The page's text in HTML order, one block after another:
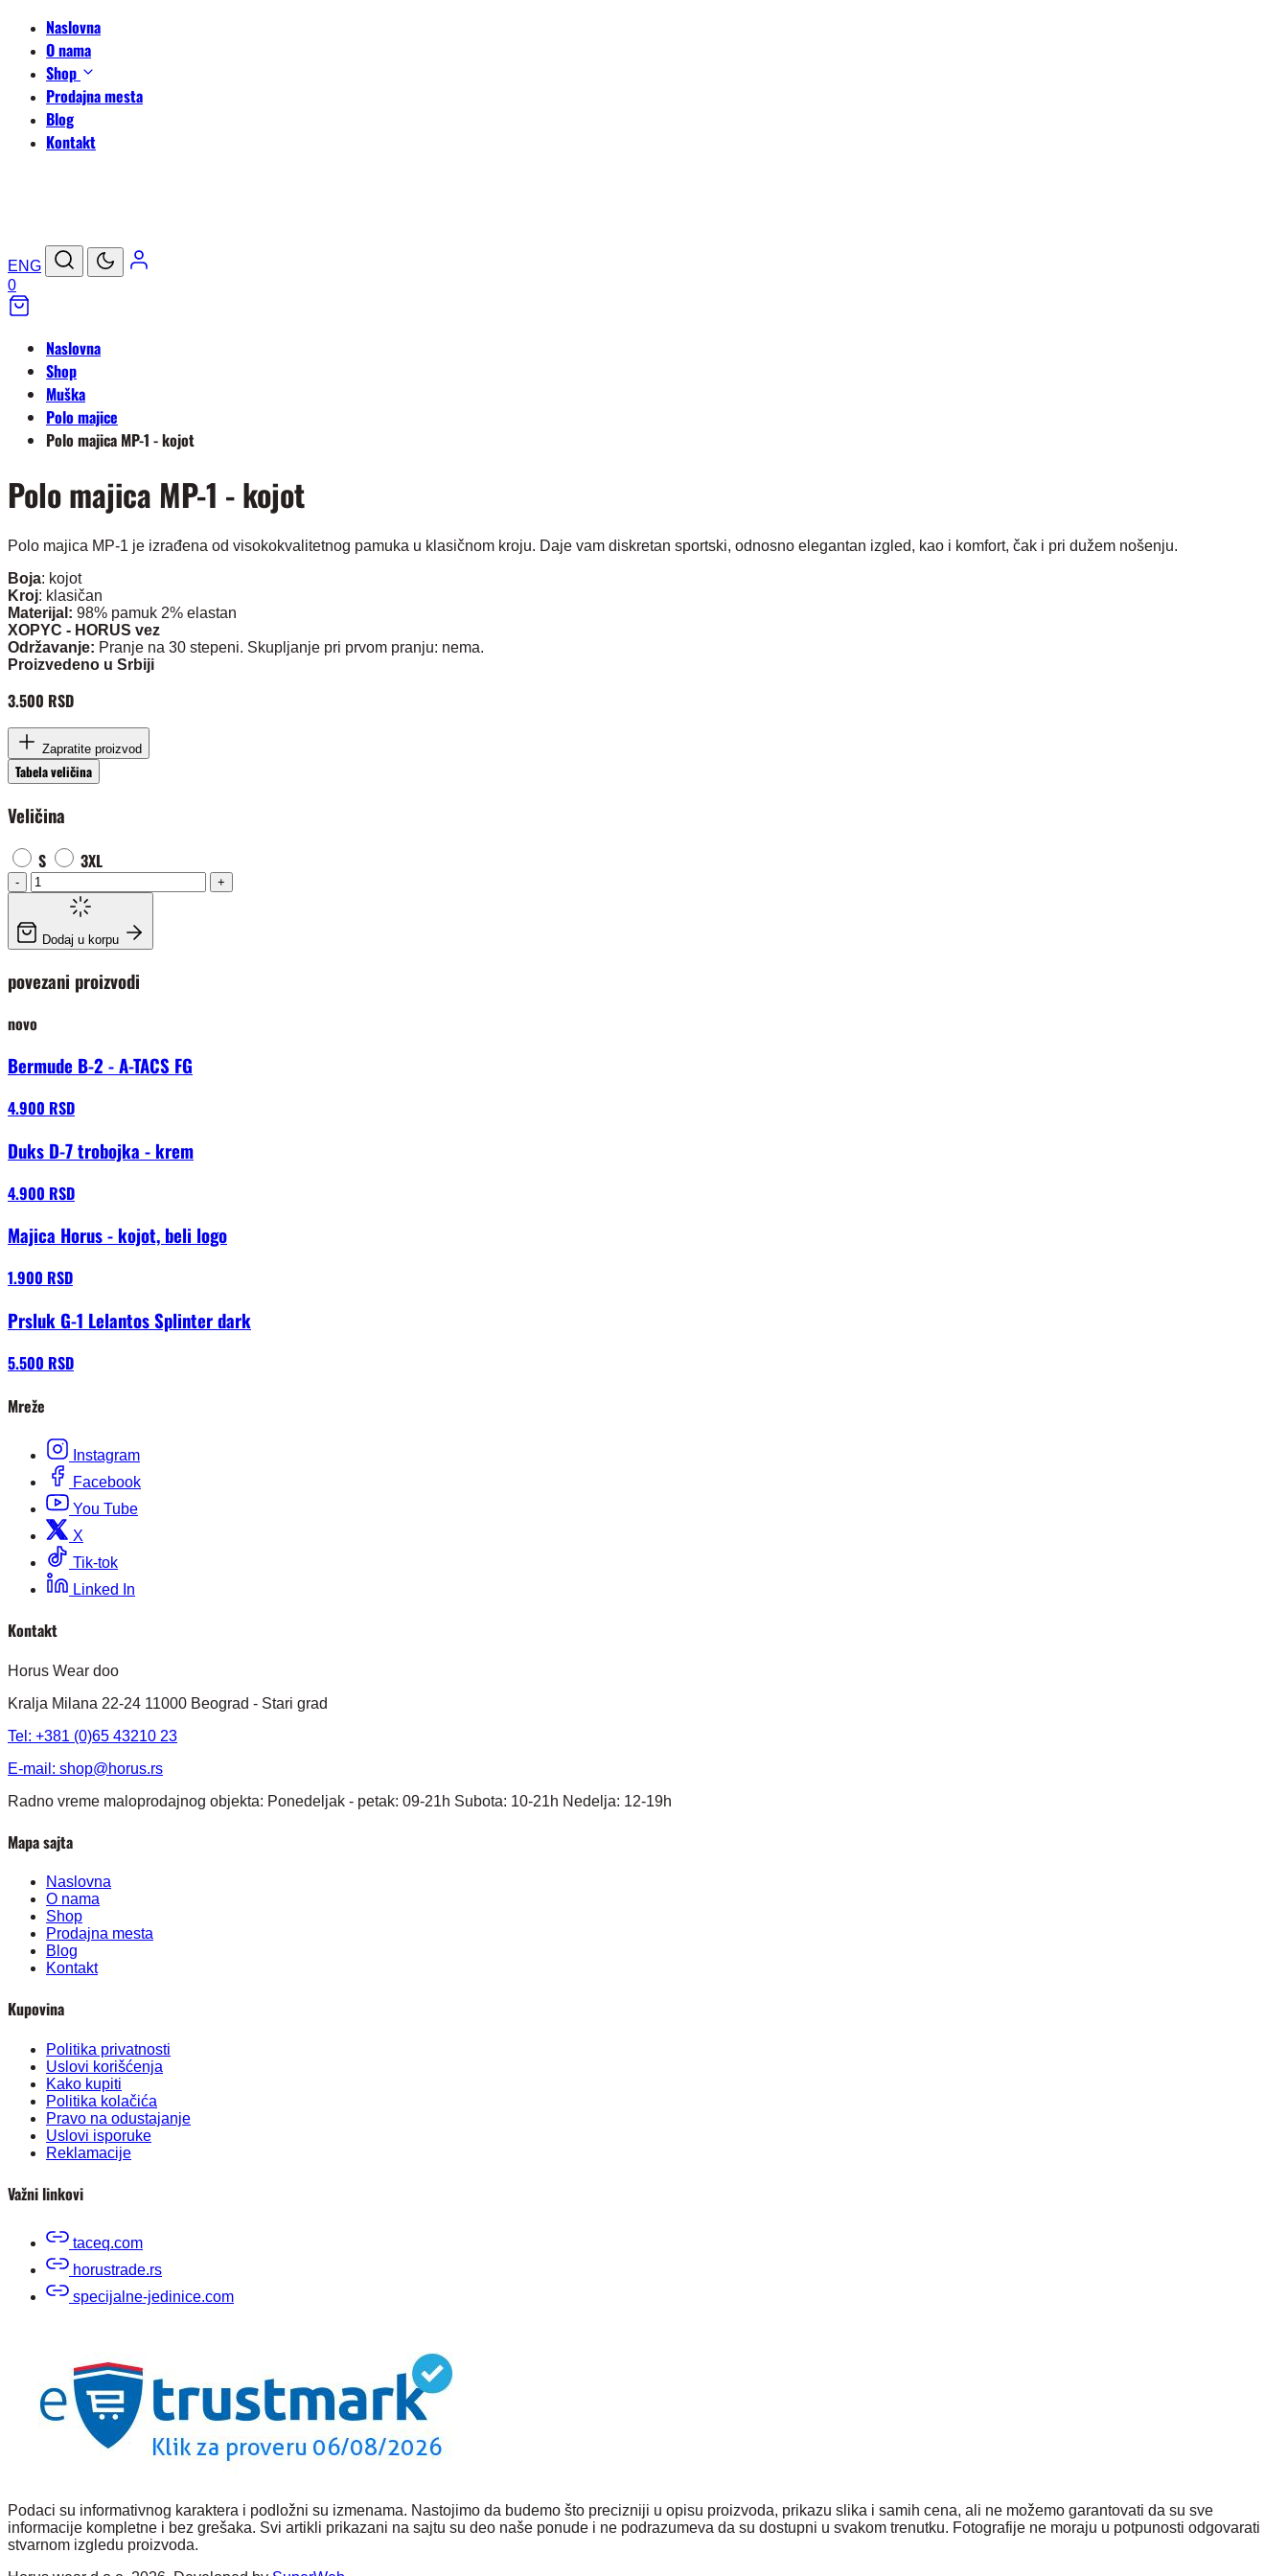
Naslovna
O nama
Shop
Prodajna mesta
Blog
Kontakt
ENG
0
Naslovna
Shop
Muška
Polo majice
Polo majica MP-1 - kojot
Polo majica MP-1 - kojot
Polo majica MP-1 je izrađena od visokokvalitetnog pamuka u klasičnom kroju. Daje vam diskretan sportski, odnosno elegantan izgled, kao i komfort, čak i pri dužem nošenju.
Boja: kojot
Kroj: klasičan
Materijal: 98% pamuk 2% elastan
XOPYC - HORUS vez
Održavanje: Pranje na 30 stepeni. Skupljanje pri prvom pranju: nema.
Proizvedeno u Srbiji
3.500 RSD
Zapratite proizvod
Tabela veličina
Veličina
S 3XL
- +
Dodaj u korpu
povezani proizvodi
novo
Bermude B-2 - A-TACS FG
4.900 RSD
Duks D-7 trobojka - krem
4.900 RSD
Majica Horus - kojot, beli logo
1.900 RSD
Prsluk G-1 Lelantos Splinter dark
5.500 RSD
Mreže
Instagram
Facebook
You Tube
X
Tik-tok
Linked In
Kontakt
Horus Wear doo
Kralja Milana 22-24 11000 Beograd - Stari grad
Tel: +381 (0)65 43210 23
E-mail: shop@horus.rs
Radno vreme maloprodajnog objekta: Ponedeljak - petak: 09-21h Subota: 10-21h Nedelja: 12-19h
Mapa sajta
Naslovna
O nama
Shop
Prodajna mesta
Blog
Kontakt
Kupovina
Politika privatnosti
Uslovi korišćenja
Kako kupiti
Politika kolačića
Pravo na odustajanje
Uslovi isporuke
Reklamacije
Važni linkovi
taceq.com
horustrade.rs
specijalne-jedinice.com
Podaci su informativnog karaktera i podložni su izmenama. Nastojimo da budemo što precizniji u opisu proizvoda, prikazu slika i samih cena, ali ne možemo garantovati da su sve
informacije kompletne i bez grešaka. Svi artikli prikazani na sajtu su deo naše ponude i ne podrazumeva da su dostupni u svakom trenutku. Fotografije ne moraju u potpunosti odgovarati
stvarnom izgledu proizvoda.